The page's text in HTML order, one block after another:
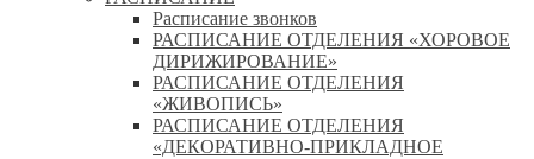
Расписание звонков
РАСПИСАНИЕ ОТДЕЛЕНИЯ «ХОРОВОЕ
ДИРИЖИРОВАНИЕ»
РАСПИСАНИЕ ОТДЕЛЕНИЯ
«ЖИВОПИСЬ»
РАСПИСАНИЕ ОТДЕЛЕНИЯ
«ДЕКОРАТИВНО-ПРИКЛАДНОЕ